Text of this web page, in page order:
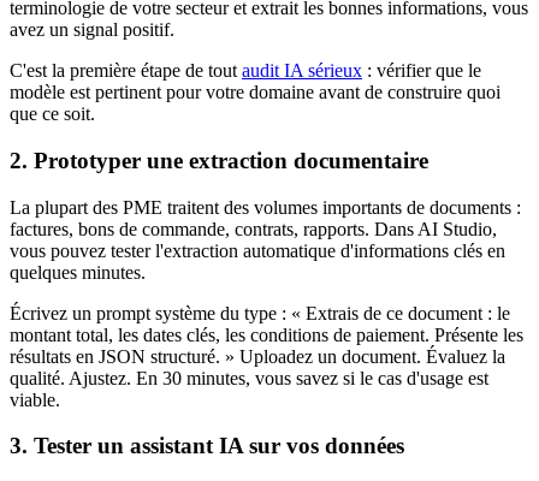
terminologie de votre secteur et extrait les bonnes informations, vous
avez un signal positif.
C'est la première étape de tout audit IA sérieux : vérifier que le
modèle est pertinent pour votre domaine avant de construire quoi
que ce soit.
2. Prototyper une extraction documentaire
La plupart des PME traitent des volumes importants de documents :
factures, bons de commande, contrats, rapports. Dans AI Studio,
vous pouvez tester l'extraction automatique d'informations clés en
quelques minutes.
Écrivez un prompt système du type : « Extrais de ce document : le
montant total, les dates clés, les conditions de paiement. Présente les
résultats en JSON structuré. » Uploadez un document. Évaluez la
qualité. Ajustez. En 30 minutes, vous savez si le cas d'usage est
viable.
3. Tester un assistant IA sur vos données